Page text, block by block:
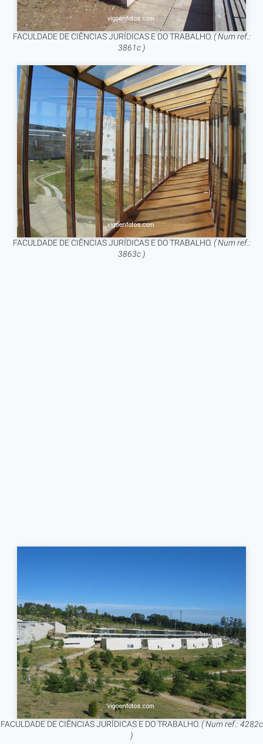
FACULDADE DE CIÊNCIAS JURÍDICAS E DO TRABALHO. ( Num ref.:
3861c )
FACULDADE DE CIÊNCIAS JURÍDICAS E DO TRABALHO. ( Num ref.:
3863c )
FACULDADE DE CIÊNCIAS JURÍDICAS E DO TRABALHO. ( Num ref.: 4282c
)